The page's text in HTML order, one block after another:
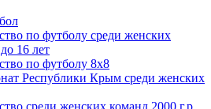
по футболу среди женских
16 лет
по футболу 8х8
Республики Крым среди женских
среди женских команд 2000 г.р.